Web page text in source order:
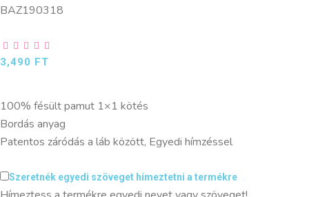
BAZ190318
3,490 FT
100% fésült pamut 1×1 kötés
Bordás anyag
Patentos záródás a láb között, Egyedi hímzéssel
Szeretnék egyedi szöveget hímeztetni a termékre